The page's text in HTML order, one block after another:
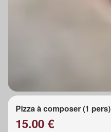
Pizza à composer (1 pers)
15.00 €